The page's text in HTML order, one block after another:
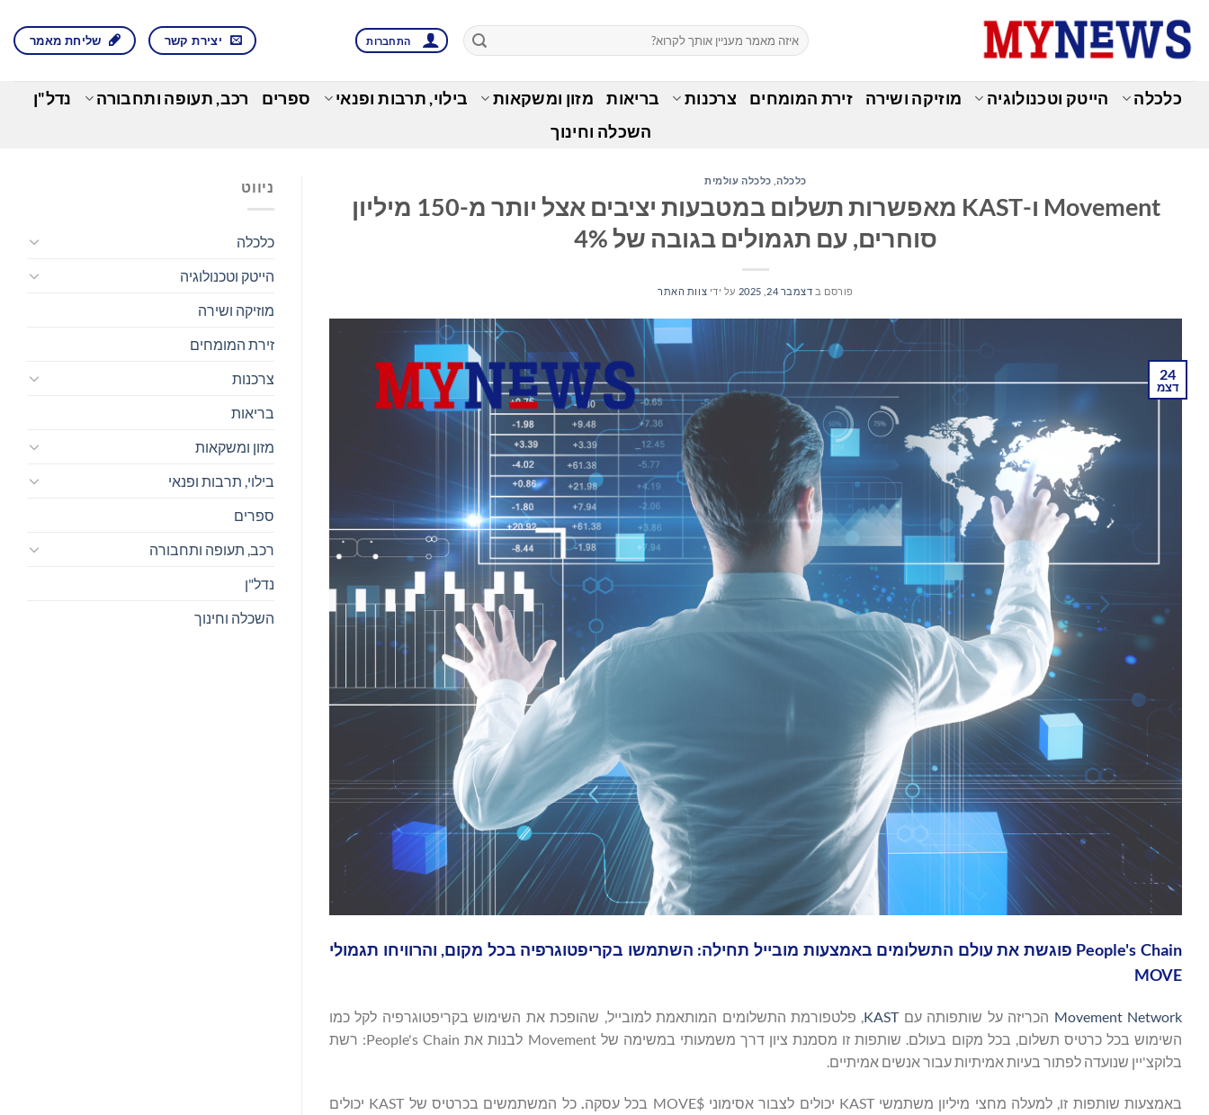
content
התחברות יצירת קשר שליחת מאמר
כלכלה הייטק וטכנולוגיה מוזיקה ושירה זירת המומחים צרכנות בריאות מזון ומשקאות בילוי, תרבות ופנאי ספרים רכב, תעופה ותחבורה
נדל"ן
השכלה וחינוך
כלכלה, כלכלה עולמית
Movement ו-KAST מאפשרות תשלום במטבעות יציבים אצל יותר מ-150 מיליון
סוחרים, עם תגמולים בגובה של 4%
פורסם ב דצמבר 24, 2025 על ידי צוות האתר
24
דצמ
People's Chain פוגשת את עולם התשלומים באמצעות מובייל תחילה: השתמשו בקריפטוגרפיה בכל מקום, והרוויחו תגמולי
MOVE
Movement Network הכריזה על שותפותה עםKAST, פלטפורמת התשלומים המותאמת למובייל, שהופכת את השימוש בקריפטוגרפיה לקל כמו
השימוש בכל כרטיס תשלום, בכל מקום בעולם. שותפות זו מסמנת ציון דרך משמעותי במשימה של Movement לבנות את People's Chain: רשת
בלוקצ'יין שנועדה לפתור בעיות אמיתיות עבור אנשים אמיתיים.
באמצעות שותפות זו, למעלה מחצי מיליון משתמשי KAST יכולים לצבור אסימוני $MOVE בכל עסקה .
כל המשתמשים בכרטיס של KAST יכולים
ניווט
כלכלה
הייטק וטכנולוגיה
מוזיקה ושירה
זירת המומחים
צרכנות
בריאות
מזון ומשקאות
בילוי, תרבות ופנאי
ספרים
רכב, תעופה ותחבורה
נדל"ן
השכלה וחינוך